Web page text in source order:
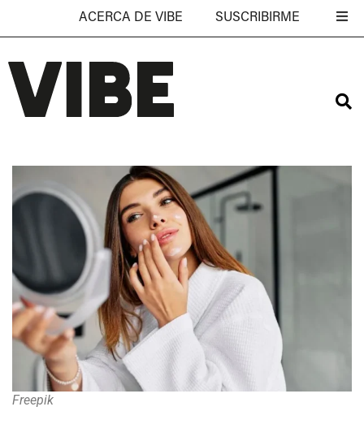
ACERCA DE VIBE SUSCRIBIRME
Freepik